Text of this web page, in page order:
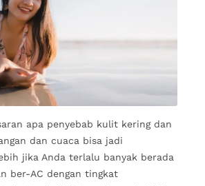
apa penyebab kulit kering dan
dan cuaca bisa jadi
jika Anda terlalu banyak berada
ber-AC dengan tingkat